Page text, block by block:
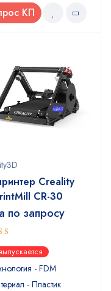
КП
Creality
CR-30
по запросу
5
- FDM
- Пластик